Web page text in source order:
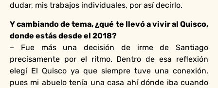
dudar, mis trabajos individuales, por así decirlo.
Y cambiando de tema, ¿qué te llevó a vivir al Quisco,
donde estás desde el 2018?
– Fue más una decisión de irme de Santiago
precisamente por el ritmo. Dentro de esa reflexión
elegí El Quisco ya que siempre tuve una conexión,
pues mi abuelo tenía una casa ahí dónde iba cuando